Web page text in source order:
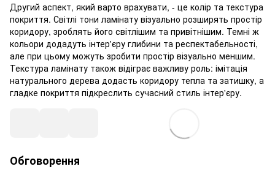
Другий аспект, який варто врахувати, - це колір та текстура
покриття. Світлі тони ламінату візуально розширять простір
коридору, зроблять його світлішим та привітнішим. Темні ж
кольори додадуть інтер'єру глибини та респектабельності,
але при цьому можуть зробити простір візуально меншим.
Текстура ламінату також відіграє важливу роль: імітація
натурального дерева додасть коридору тепла та затишку, а
гладке покриття підкреслить сучасний стиль інтер'єру.
Обговорення